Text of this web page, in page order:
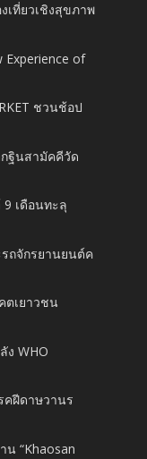
เที่ยวเชิงสุขภาพ
Experience of
ชวนช้อป
ฐินสามัคคีวัด
9 เดือนทะลุ
ถจักรยานยนต์ค
ตเยาวชน
ง WHO
คฝีดาษวานร
“Khaosan